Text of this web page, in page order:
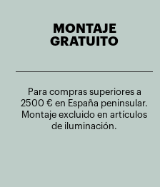
MONTAJE
GRATUITO
Para compras superiores a
2500 € en España peninsular.
Montaje excluido en artículos
de iluminación.